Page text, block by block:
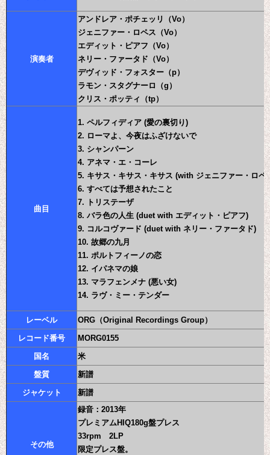
演奏者
アンドレア・ポチェッリ（Vo）
ジェニファー・ロペス（Vo）
エディット・ピアフ（Vo）
ネリー・ファータド（Vo）
デヴィッド・フォスター（p）
ラモン・スタグナーロ（g）
クリス・ポッティ（tp）
曲目
1. ペルフィディア (愛の裏切り)
2. ローマよ、今夜はふざけないで
3. シャンパーン
4. アネマ・エ・コーレ
5. キサス・キサス・キサス (with ジェニファー・ロペ
6. すべては予想されたこと
7. トリステーザ
8. バラ色の人生 (duet with エディット・ピアフ)
9. コルコヴァード (duet with ネリー・ファータド)
10. 故郷の九月
11. ポルトフィーノの恋
12. イパネマの娘
13. マラフェンメナ (悪い女)
14. ラヴ・ミー・テンダー
レーベル
ORG（Original Recordings Group）
レコード番号
MORG0155
国名
米
盤質
新譜
ジャケット
新譜
その他
録音：2013年
プレミアムHIQ180g盤プレス
33rpm 2LP
限定プレス盤。